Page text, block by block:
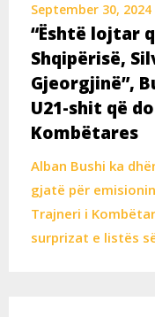
September 30, 2024
“Është lojtar
Shqipërisë,
Gjeorgjinë”,
U21-shit që
Kombëtares
Alban Bushi ka
gjatë për emisionin
Trajneri i
surprizat e listës